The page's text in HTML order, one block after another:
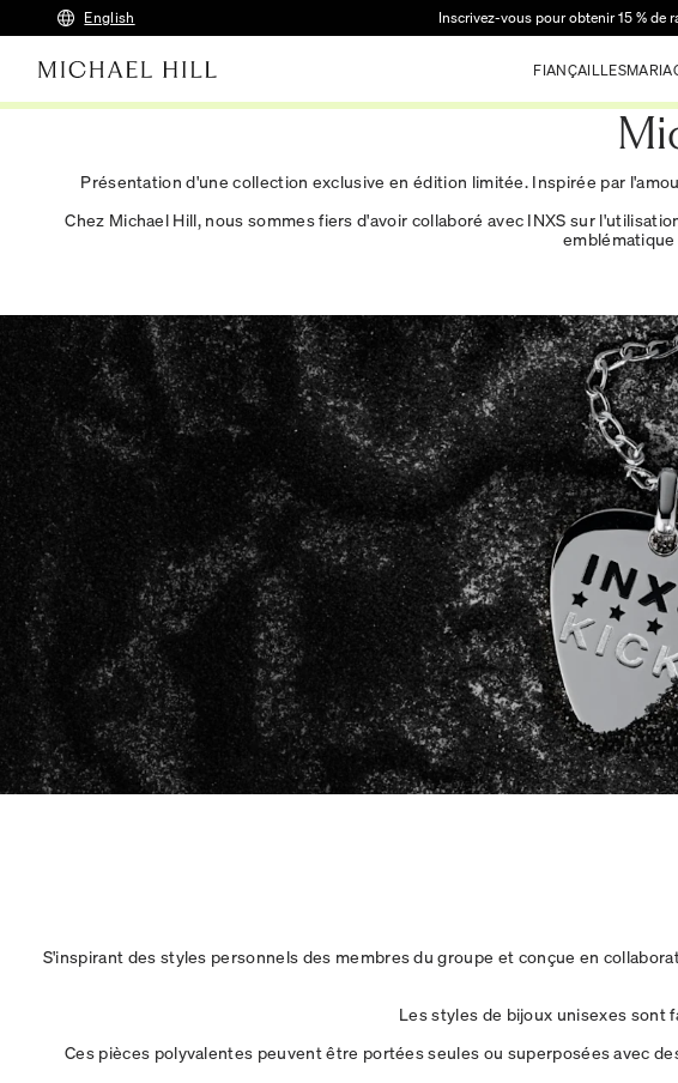
English Inscrivez-vous pour obtenir 15 % de
FIANÇAILLES
Présentation d'une collection exclusive en édition limitée. Inspirée par
Chez Michael Hill, nous sommes fiers d'avoir collaboré avec INXS sur
S'inspirant des styles personnels des membres du groupe et conçue en
Les styles de bijoux unisexes sont
Ces pièces polyvalentes peuvent être portées seules ou superposées avec